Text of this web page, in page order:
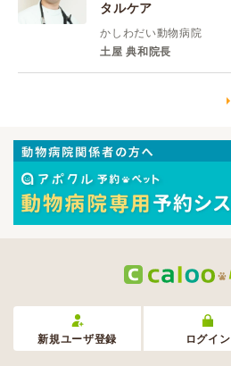
タルケア
かしわだい動物病院
土屋 典和院長
新規ユーザ登録 ログイン